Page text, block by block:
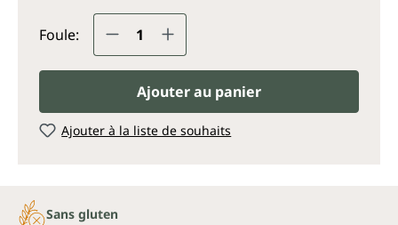
Foule: Quantité de produit : Entrez la
Ajouter au panier
Ajouter à la liste de souhaits
Sans gluten